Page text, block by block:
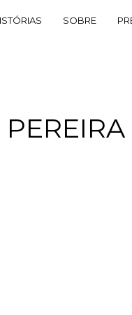
SOBRE